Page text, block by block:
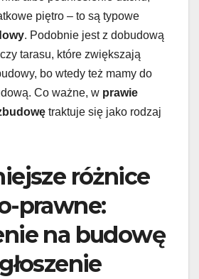
piętro – to są typowe
. Podobnie jest z dobudową
tarasu, które zwiększają
bo wtedy też mamy do
Co ważne, w prawie
traktuje się jako rodzaj
różnice
prawne:
na budowę